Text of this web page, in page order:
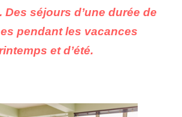
séjours d’une durée de
pendant les vacances
et d’été.